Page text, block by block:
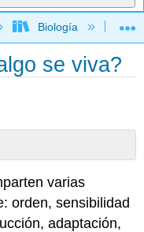
global
Biología
se viva?
varias
orden, sensibilidad
adaptación,